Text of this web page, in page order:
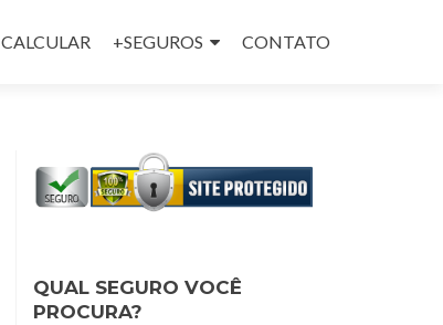
CALCULAR +SEGUROS CONTATO
QUAL SEGURO VOCÊ
PROCURA?